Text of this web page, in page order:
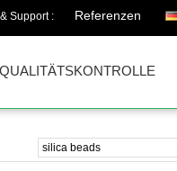
Support : Referenzen
QUALITÄTSKONTROLLE